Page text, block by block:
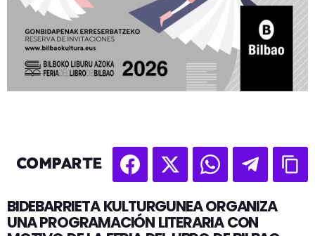
COMPARTE
BIDEBARRIETA KULTURGUNEA ORGANIZA
UNA PROGRAMACIÓN LITERARIA CON